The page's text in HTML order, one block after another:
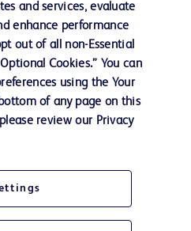
and services, evaluate
enhance performance
out of all non-Essential
Cookies.” You can
using the Your
of any page on this
review our Privacy